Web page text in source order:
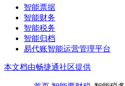
智能票据
智能财务
智能税务
智能归档
易代账智能运营管理平台
本文档由畅捷通社区提供